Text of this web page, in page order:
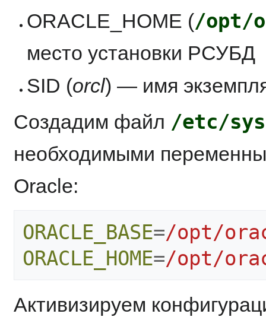
ORACLE_HOME (/opt/
место установки РСУБД
SID (orcl) — имя
Создадим файл /etc/
необходимыми
Oracle:
ORACLE_BASE=/opt/
ORACLE_HOME=/opt/
Активизируем